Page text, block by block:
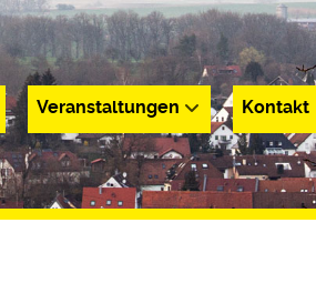
Veranstaltungen Kontakt
Veranstaltungen Kontakt